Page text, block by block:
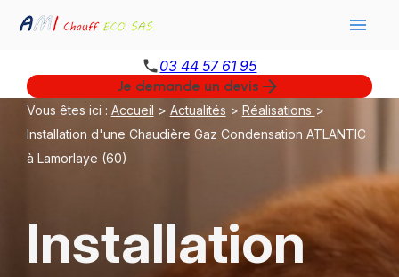
menu
phone03 44 57 61 95
Je demande un devis arrow_forward
Vous êtes ici : Accueil > Actualités > Réalisations >
Installation d'une Chaudière Gaz Condensation ATLANTIC
à Lamorlaye (60)
Installation